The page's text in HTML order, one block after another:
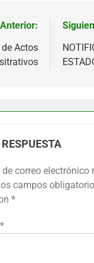
Anterior:
Actos
correo electrónico
campos
*
*